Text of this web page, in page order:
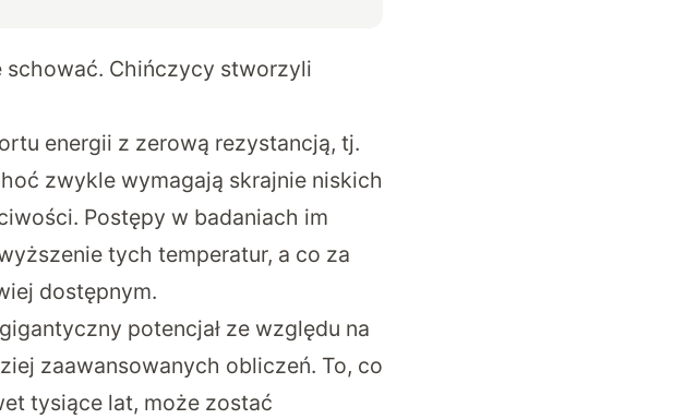
schować. Chińczycy stworzyli
energii z zerową rezystancją, tj.
zwykle wymagają skrajnie niskich
Postępy w badaniach im
tych temperatur, a co za
dostępnym.
potencjał ze względu na
zaawansowanych obliczeń. To, co
tysiące lat, może zostać